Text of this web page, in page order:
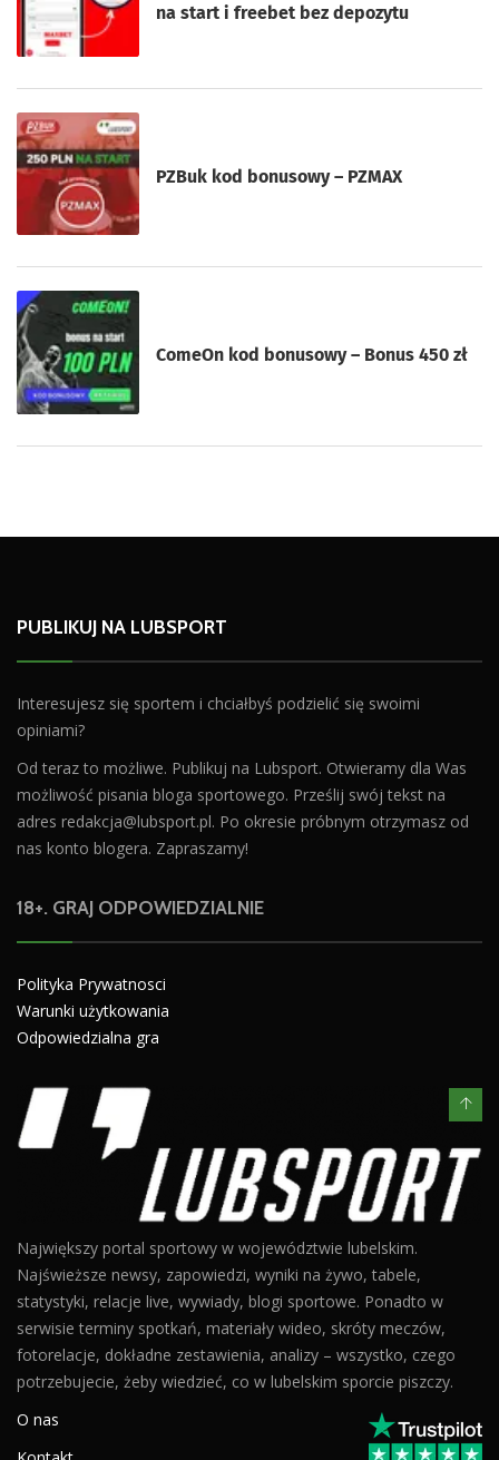
na start i freebet bez depozytu
PZBuk kod bonusowy – PZMAX
ComeOn kod bonusowy – Bonus 450 zł
PUBLIKUJ NA LUBSPORT
Interesujesz się sportem i chciałbyś podzielić się swoimi
opiniami?
Od teraz to możliwe. Publikuj na Lubsport. Otwieramy dla Was
możliwość pisania bloga sportowego. Prześlij swój tekst na
adres redakcja@lubsport.pl. Po okresie próbnym otrzymasz od
nas konto blogera. Zapraszamy!
18+. GRAJ ODPOWIEDZIALNIE
Polityka Prywatnosci
Warunki użytkowania
Odpowiedzialna gra
Największy portal sportowy w województwie lubelskim.
Najświeższe newsy, zapowiedzi, wyniki na żywo, tabele,
statystyki, relacje live, wywiady, blogi sportowe. Ponadto w
serwisie terminy spotkań, materiały wideo, skróty meczów,
fotorelacje, dokładne zestawienia, analizy – wszystko, czego
potrzebujecie, żeby wiedzieć, co w lubelskim sporcie piszczy.
O nas